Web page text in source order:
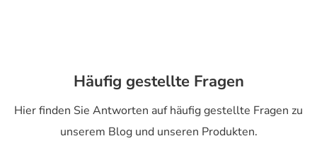
Häufig gestellte Fragen
Hier finden Sie Antworten auf häufig gestellte Fragen zu
unserem Blog und unseren Produkten.